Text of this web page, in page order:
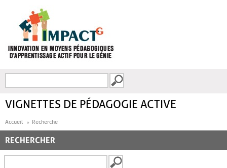
FORMULAIRE DE
VIGNETTES DE PÉDAGOGIE ACTIVE
Accueil Recherche
RECHERCHER